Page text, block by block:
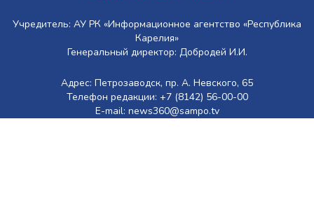
Учредитель: АУ РК «Информационное агентство «Республика
Карелия»
Генеральный директор: Добродей И.И.
Адрес: Петрозаводск, пр. А. Невского, 65
Телефон редакции: +7 (8142) 56-00-00
E-mail: news360@sampo.tv